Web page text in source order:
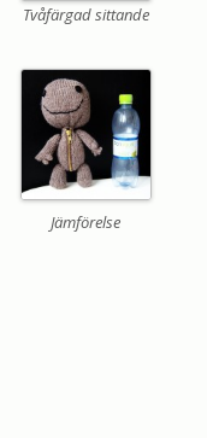
Tvåfärgad sittande
Jämförelse